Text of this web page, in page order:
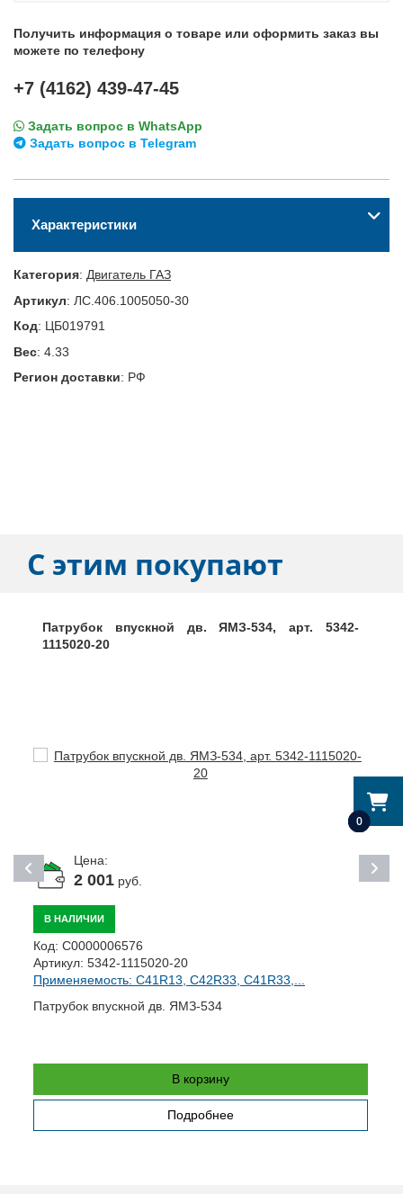
0
Получить информация о товаре или оформить заказ вы
можете по телефону
+7 (4162) 439-47-45
Задать вопрос в WhatsApp
Задать вопрос в Telegram
Характеристики
Категория: Двигатель ГАЗ
Артикул: ЛС.406.1005050-30
Код: ЦБ019791
Вес: 4.33
Регион доставки: РФ
С этим покупают
Патрубок впускной дв. ЯМЗ-534, арт. 5342-
1115020-20
Цена:
2 001руб.
В НАЛИЧИИ
Код: С0000006576
Артикул: 5342-1115020-20
Применяемость: C41R13, C42R33, C41R33,...
Патрубок впускной дв. ЯМЗ-534
В корзину
Подробнее